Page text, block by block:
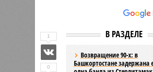
В РАЗДЕЛЕ
Возвращение 90-х: в
Башкортостане задержана
1
0